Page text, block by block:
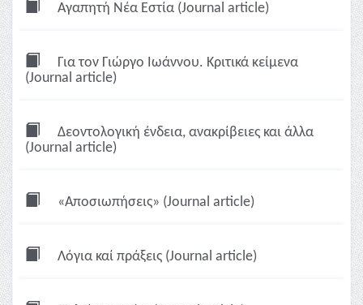
Αγαπητή Νέα Εστία (Journal article)
Για τον Γιώργο Ιωάννου. Κριτικά κείμενα
(Journal article)
Δεοντολογική ένδεια, ανακρίβειες και άλλα
(Journal article)
«Αποσιωπήσεις» (Journal article)
Λόγια καί πράξεις (Journal article)